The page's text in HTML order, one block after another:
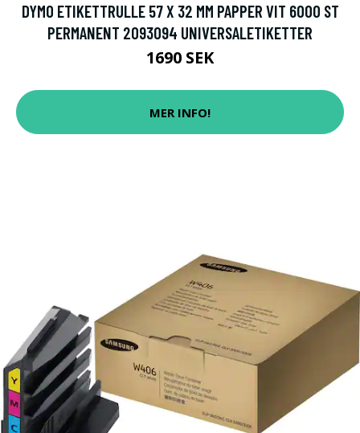
DYMO ETIKETTRULLE 57 X 32 MM PAPPER VIT 6000 ST
PERMANENT 2093094 UNIVERSALETIKETTER
1690 SEK
MER INFO!